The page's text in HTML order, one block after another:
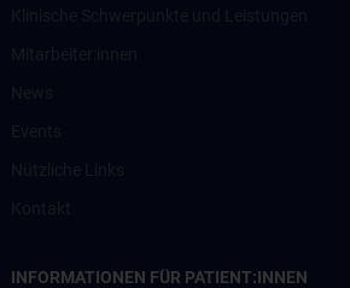
INFORMATIONEN FÜR PATIENT:INNEN